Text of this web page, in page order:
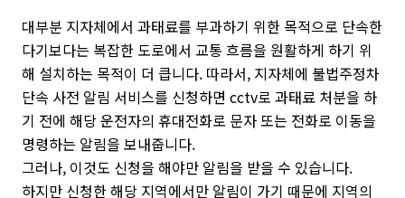
대부분 지자체에서 과태료를 부과하기 위한 목적으로 단속한
다기보다는 복잡한 도로에서 교통 흐름을 원활하게 하기 위
해 설치하는 목적이 더 큽니다. 따라서, 지자체에 불법주정차
단속 사전 알림 서비스를 신청하면 cctv로 과태료 처분을 하
기 전에 해당 운전자의 휴대전화로 문자 또는 전화로 이동을
명령하는 알림을 보내줍니다.
그러나, 이것도 신청을 해야만 알림을 받을 수 있습니다.
하지만 신청한 해당 지역에서만 알림이 가기 때문에 지역의